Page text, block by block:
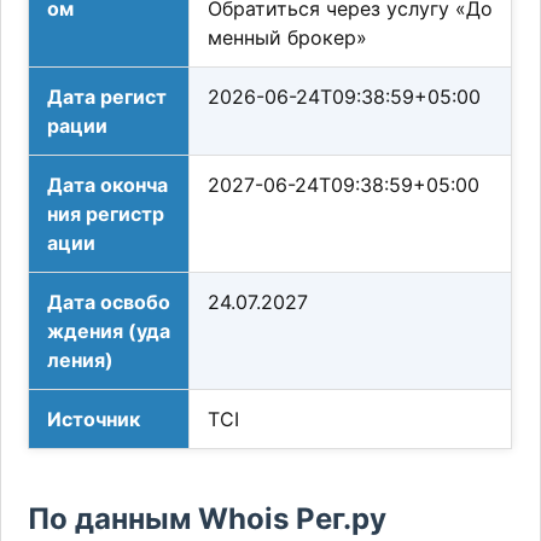
ом
Обратиться через услугу «До
менный брокер»
Дата регист
рации
2026-06-24T09:38:59+05:00
Дата оконча
ния регистр
ации
2027-06-24T09:38:59+05:00
Дата освобо
ждения (уда
ления)
24.07.2027
Источник TCI
По данным Whois Рег.ру